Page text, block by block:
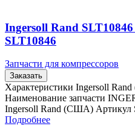
Ingersoll Rand
SLT10846
Запчасти для компрессоров
Заказать
Характеристики Ingersoll
Наименование запчасти
Ingersoll Rand (США) Артикул
Подробнее